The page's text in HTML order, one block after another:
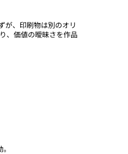
が、印刷物は別のオリ
、価値の曖昧さを作品